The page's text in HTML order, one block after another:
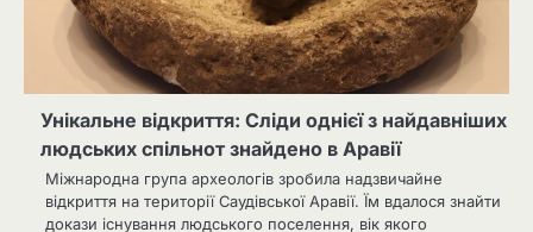
Унікальне відкриття: Сліди однієї з найдавніших
людських спільнот знайдено в Аравії
Міжнародна група археологів зробила надзвичайне
відкриття на території Саудівської Аравії. Їм вдалося знайти
докази існування людського поселення, вік якого